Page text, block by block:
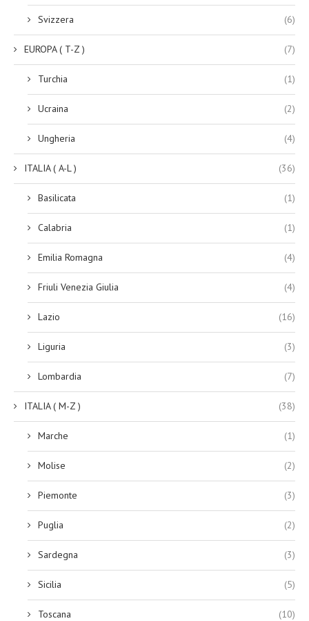
Svizzera (6)
EUROPA ( T-Z ) (7)
Turchia (1)
Ucraina (2)
Ungheria (4)
ITALIA ( A-L ) (36)
Basilicata (1)
Calabria (1)
Emilia Romagna (4)
Friuli Venezia Giulia (4)
Lazio (16)
Liguria (3)
Lombardia (7)
ITALIA ( M-Z ) (38)
Marche (1)
Molise (2)
Piemonte (3)
Puglia (2)
Sardegna (3)
Sicilia (5)
Toscana (10)